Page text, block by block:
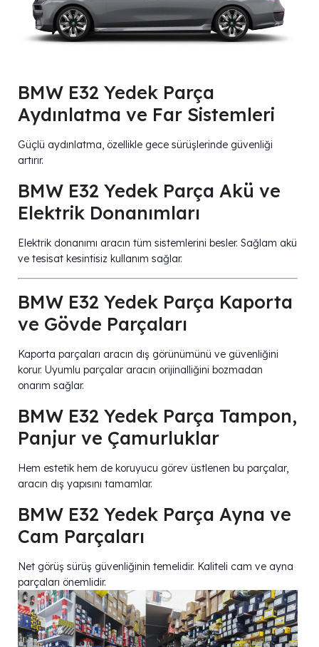
BMW E32 Yedek Parça
Aydınlatma ve Far Sistemleri
Güçlü aydınlatma, özellikle gece sürüşlerinde güvenliği
artırır.
BMW E32 Yedek Parça Akü ve
Elektrik Donanımları
Elektrik donanımı aracın tüm sistemlerini besler. Sağlam akü
ve tesisat kesintisiz kullanım sağlar.
BMW E32 Yedek Parça Kaporta
ve Gövde Parçaları
Kaporta parçaları aracın dış görünümünü ve güvenliğini
korur. Uyumlu parçalar aracın orijinalliğini bozmadan
onarım sağlar.
BMW E32 Yedek Parça Tampon,
Panjur ve Çamurluklar
Hem estetik hem de koruyucu görev üstlenen bu parçalar,
aracın dış yapısını tamamlar.
BMW E32 Yedek Parça Ayna ve
Cam Parçaları
Net görüş sürüş güvenliğinin temelidir. Kaliteli cam ve ayna
parçaları önemlidir.